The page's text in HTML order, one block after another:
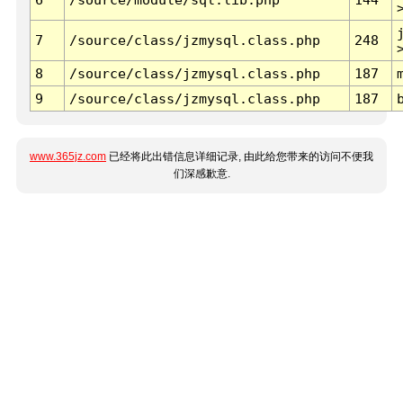
7 /source/class/jzmysql.class.php 248
8
/source/class/jzmysql.class.php 187
9
/source/class/jzmysql.class.php 187
www.365jz.com 已经将此出错信息详细记录, 由此给您带来的访问不便我
们深感歉意.